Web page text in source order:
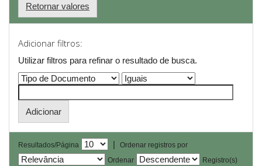
Retornar valores
Adicionar filtros:
Utilizar filtros para refinar o resultado de busca.
Resultados/Página |
Ordenar registros por
Ordenar
Registro(s)